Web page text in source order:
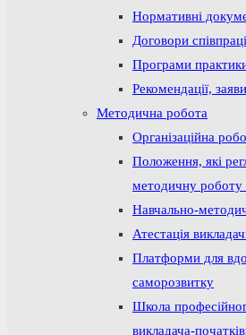
Нормативні
Договори співпраці
Програми
Рекомендації,
Методична робота
Організаційна
Положення, які
методичну роботу
Навчально-
Атестація
Платформи для
саморозвитку
Школа
викладача-